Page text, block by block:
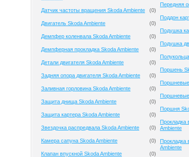
Датчик частоты вращения Skoda Ambiente (0)
Двигатель Skoda Ambiente (0)
Демпфер коленвала Skoda Ambiente (0)
Демпферная прокладка Skoda Ambiente (0)
Детали двигателя Skoda Ambiente (0)
Задняя опора двигателя Skoda Ambiente (0)
Заливная горловина Skoda Ambiente (0)
Защита днища Skoda Ambiente (0)
Защита картера Skoda Ambiente (0)
Звездочка распредвала Skoda Ambiente (0)
Камера сапуна Skoda Ambiente (0)
Клапан впускной Skoda Ambiente (0)
Передняя
Поддон
Подушка
Подушка
Поршень
Поршневые
Поршневые
Поршня
Прокладка
Ambiente
Прокладка
Ambiente